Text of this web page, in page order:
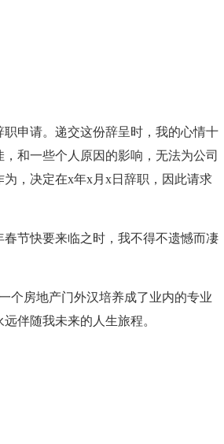
申请。递交这份辞呈时，我的心情十
和一些个人原因的影响，无法为公司
，决定在x年x月x日辞职，因此请求
节快要来临之时，我不得不遗憾而凄
个房地产门外汉培养成了业内的专业
伴随我未来的人生旅程。